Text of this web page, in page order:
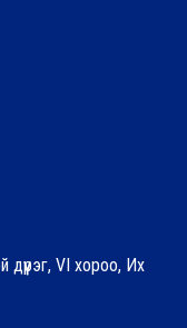
VI хороо, Их